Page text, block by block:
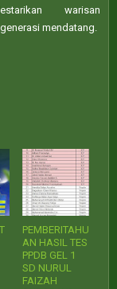
warisan
mendatang.
PEMBERITAHU
AN HASIL TES
PPDB GEL 1
SD NURUL
FAIZAH